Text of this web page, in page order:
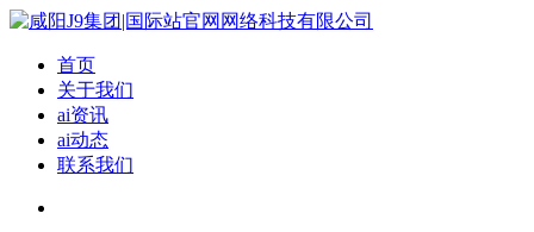
首页
关于我们
ai资讯
ai动态
联系我们